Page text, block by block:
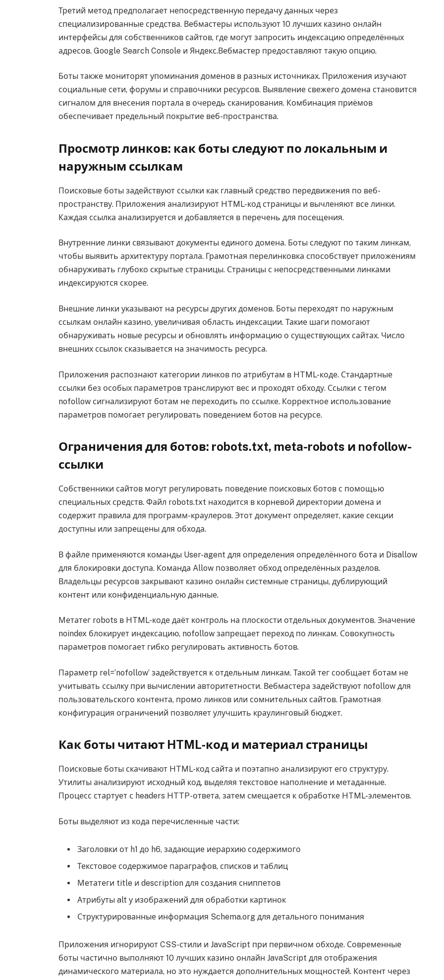
Третий метод предполагает непосредственную передачу данных через
специализированные средства. Вебмастеры используют 10 лучших казино онлайн
интерфейсы для собственников сайтов, где могут запросить индексацию определённых
адресов. Google Search Console и Яндекс.Вебмастер предоставляют такую опцию.
Боты также мониторят упоминания доменов в разных источниках. Приложения изучают
социальные сети, форумы и справочники ресурсов. Выявление свежего домена становится
сигналом для внесения портала в очередь сканирования. Комбинация приёмов
обеспечивает предельный покрытие веб-пространства.
Просмотр линков: как боты следуют по локальным и
наружным ссылкам
Поисковые боты задействуют ссылки как главный средство передвижения по веб-
пространству. Приложения анализируют HTML-код страницы и вычленяют все линки.
Каждая ссылка анализируется и добавляется в перечень для посещения.
Внутренние линки связывают документы единого домена. Боты следуют по таким линкам,
чтобы выявить архитектуру портала. Грамотная перелинковка способствует приложениям
обнаруживать глубоко скрытые страницы. Страницы с непосредственными линками
индексируются скорее.
Внешние линки указывают на ресурсы других доменов. Боты переходят по наружным
ссылкам онлайн казино, увеличивая область индексации. Такие шаги помогают
обнаруживать новые ресурсы и обновлять информацию о существующих сайтах. Число
внешних ссылок сказывается на значимость ресурса.
Приложения распознают категории линков по атрибутам в HTML-коде. Стандартные
ссылки без особых параметров транслируют вес и проходят обходу. Ссылки с тегом
nofollow сигнализируют ботам не переходить по ссылке. Корректное использование
параметров помогает регулировать поведением ботов на ресурсе.
Ограничения для ботов: robots.txt, meta-robots и nofollow-
ссылки
Собственники сайтов могут регулировать поведение поисковых ботов с помощью
специальных средств. Файл robots.txt находится в корневой директории домена и
содержит правила для программ-краулеров. Этот документ определяет, какие секции
доступны или запрещены для обхода.
В файле применяются команды User-agent для определения определённого бота и Disallow
для блокировки доступа. Команда Allow позволяет обход определённых разделов.
Владельцы ресурсов закрывают казино онлайн системные страницы, дублирующий
контент или конфиденциальную данные.
Метатег robots в HTML-коде даёт контроль на плоскости отдельных документов. Значение
noindex блокирует индексацию, nofollow запрещает переход по линкам. Совокупность
параметров помогает гибко регулировать активность ботов.
Параметр rel=’nofollow’ задействуется к отдельным линкам. Такой тег сообщает ботам не
учитывать ссылку при вычислении авторитетности. Вебмастера задействуют nofollow для
пользовательского контента, промо линков или сомнительных сайтов. Грамотная
конфигурация ограничений позволяет улучшить краулинговый бюджет.
Как боты читают HTML‑код и материал страницы
Поисковые боты скачивают HTML-код сайта и поэтапно анализируют его структуру.
Утилиты анализируют исходный код, выделяя текстовое наполнение и метаданные.
Процесс стартует с headers HTTP-ответа, затем смещается к обработке HTML-элементов.
Боты выделяют из кода перечисленные части:
Заголовки от h1 до h6, задающие иерархию содержимого
Текстовое содержимое параграфов, списков и таблиц
Метатеги title и description для создания сниппетов
Атрибуты alt у изображений для обработки картинок
Структурированные информация Schema.org для детального понимания
Приложения игнорируют CSS-стили и JavaScript при первичном обходе. Современные
боты частично выполняют 10 лучших казино онлайн JavaScript для отображения
динамического материала, но это нуждается дополнительных мощностей. Контент через